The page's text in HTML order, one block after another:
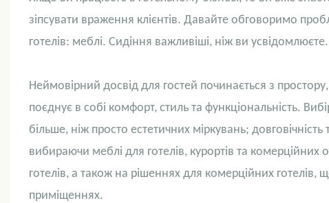
зіпсувати враження клієнтів. Давайте обговоримо
готелів: меблі. Сидіння важливіші, ніж ви усвідомлюєте.
Неймовірний досвід для гостей починається з
поєднує в собі комфорт, стиль та функціональність.
більше, ніж просто естетичних міркувань;
вибираючи меблі для готелів, курортів та комерційних
готелів, а також на рішеннях для комерційних
приміщеннях.